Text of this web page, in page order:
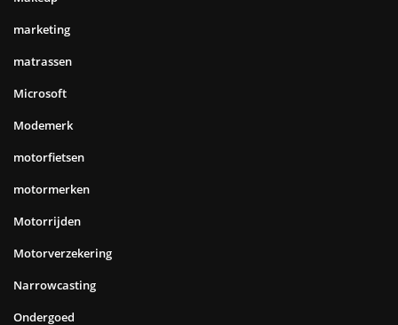
marketing
matrassen
Microsoft
Modemerk
motorfietsen
motormerken
Motorrijden
Motorverzekering
Narrowcasting
Ondergoed